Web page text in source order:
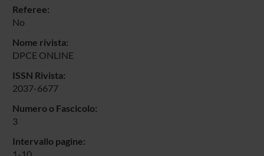
Referee:
No
Nome rivista:
DPCE ONLINE
ISSN Rivista:
2037-6677
Numero o Fascicolo:
3
Intervallo pagine: